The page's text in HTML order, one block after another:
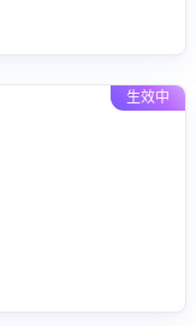
生效中